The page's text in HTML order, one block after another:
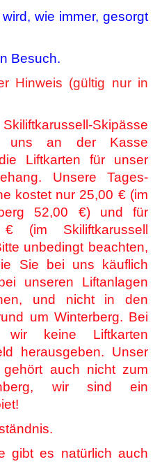
wie immer, gesorgt
Besuch.
Hinweis (gültig nur in
Skipässe
uns an der Kasse
Liftkarten für unser
Unsere Tages-
kostet nur 25,00 € (im
52,00 €) und für
(im Skiliftkarussell
unbedingt beachten,
Sie bei uns käuflich
unseren Liftanlagen
und nicht in den
um Winterberg. Bei
wir keine Liftkarten
herausgeben. Unser
gehört auch nicht zum
wir sind ein
gibt es natürlich auch